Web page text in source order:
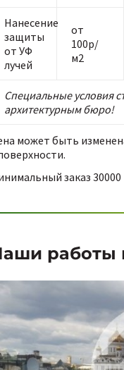
Нанесение
защиты
от УФ
лучей
от
100р/
м2
Специальные условия
архитектурным бюро!
может быть
заказ 30000
работы